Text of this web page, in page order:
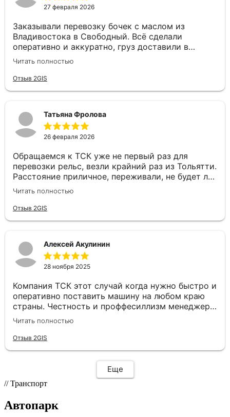
27 февраля 2026
Заказывали перевозку бочек с маслом из
Владивостока в Свободный. Всё сделали
оперативно и аккуратно, груз доставили в
целости и в срок. Особую благодарность хочу
выразить менеджеру Валерии — очень приятный
и грамотный специалист. Быстро оформила
удовольствие! Спасибо за качественную работу
и человеческое отношение!
Читать полностью
Отзыв 2GIS
Татьяна Фролова
26 февраля 2026
Обращаемся к ТСК уже не первый раз для
перевозки рельс, везли крайний раз из Тольятти.
Расстояние приличное, переживали, не будет ли
задержек. Но ТСК сработали четко: отслеживали
маршрут, водитель был на связи, груз доставили
в целости и даже раньше срока. Сотрудники
надежные партнеры😊
Читать полностью
Отзыв 2GIS
Алексей Акулинин
28 ноября 2025
Компания ТСК этот случай когда нужно быстро и
оперативно поставить машину на любом краю
страны. Честность и проффесиллизм менеджера
Евгения располагает к плодотворному
сотрудничеству. Рекомендую данную компанию
как надёжного партнера по перевозкам
Читать полностью
Отзыв 2GIS
Еще
// Транспорт
Автопарк